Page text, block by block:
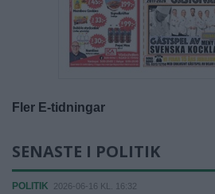
Fler E-tidningar
SENASTE I POLITIK
POLITIK 2026-06-16 KL. 16:32